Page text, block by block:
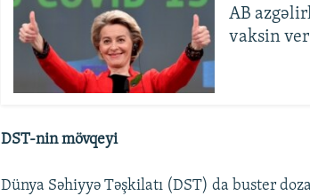
AB
vaksin
DST-nin mövqeyi
Dünya Səhiyyə Təşkilatı (DST) da buster